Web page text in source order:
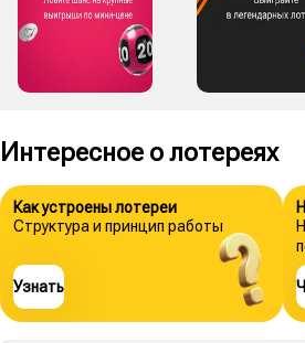
Интересное о лотереях
Как устроены лотереи
Структура и принцип работы
Узнать